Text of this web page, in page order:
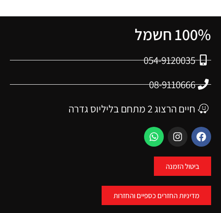
100% חשמל
054-9120035
08-9110666
חיים הרצוג 2 מתחם בליליוס גדרה
ביטול הזמנה
מדיניות החזרים כספיים והחזרות